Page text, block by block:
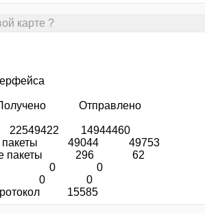
карте ?
Отправлено
14944460
пакеты 49044 49753
пакеты 296 62
0 0
0 0
15585